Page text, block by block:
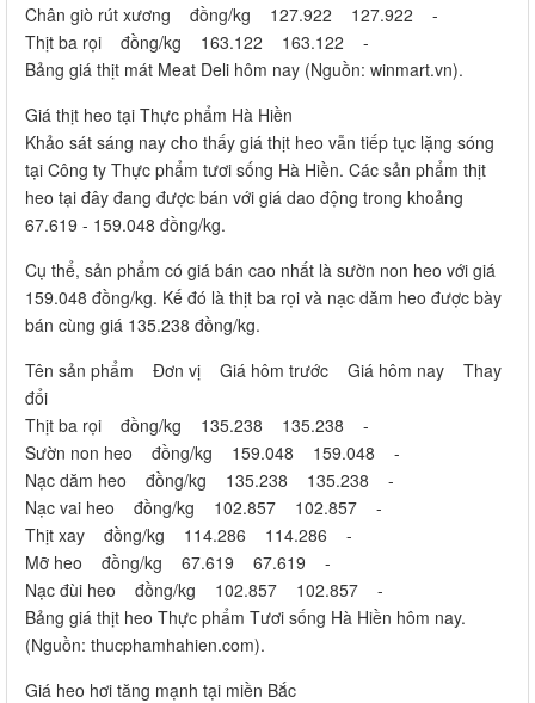
Chân giò rút xương đồng/kg 127.922 127.922 -
Thịt ba rọi đồng/kg 163.122 163.122 -
Bảng giá thịt mát Meat Deli hôm nay (Nguồn: winmart.vn).
Giá thịt heo tại Thực phẩm Hà Hiền
Khảo sát sáng nay cho thấy giá thịt heo vẫn tiếp tục lặng sóng
tại Công ty Thực phẩm tươi sống Hà Hiền. Các sản phẩm thịt
heo tại đây đang được bán với giá dao động trong khoảng
67.619 - 159.048 đồng/kg.
Cụ thể, sản phẩm có giá bán cao nhất là sườn non heo với giá
159.048 đồng/kg. Kế đó là thịt ba rọi và nạc dăm heo được bày
bán cùng giá 135.238 đồng/kg.
Tên sản phẩm Đơn vị Giá hôm trước Giá hôm nay Thay
đổi
Thịt ba rọi đồng/kg 135.238 135.238 -
Sườn non heo đồng/kg 159.048 159.048 -
Nạc dăm heo đồng/kg 135.238 135.238 -
Nạc vai heo đồng/kg 102.857 102.857 -
Thịt xay đồng/kg 114.286 114.286 -
Mỡ heo đồng/kg 67.619 67.619 -
Nạc đùi heo đồng/kg 102.857 102.857 -
Bảng giá thịt heo Thực phẩm Tươi sống Hà Hiền hôm nay.
(Nguồn: thucphamhahien.com).
Giá heo hơi tăng mạnh tại miền Bắc